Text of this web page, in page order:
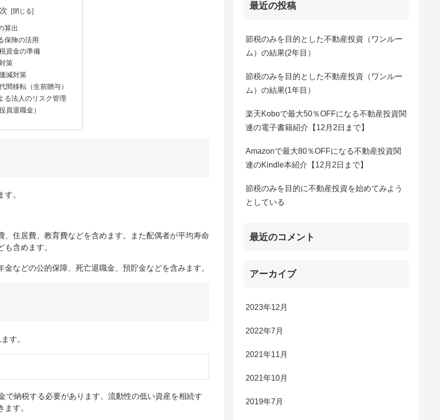
算出
保険の活用
資金の準備
策
減対策
間移転（生前贈与）
る法人のリスク管理
員退職金）
。
住居費、教育費などを含めます。また配偶者が平均寿命
含めます。
などの公的保障、死亡退職金、預貯金などを含みます。
す。
納税する必要があります。流動性の低い資産を相続す
す。
最近の投稿
節税のみを目的とした不動産投資（ワンルー
ム）の結果(2年目）
節税のみを目的とした不動産投資（ワンルー
ム）の結果(1年目）
楽天Koboで最大50％OFFになる不動産投資関
連の電子書籍紹介【12月2日まで】
Amazonで最大80％OFFになる不動産投資関
連のKindle本紹介【12月2日まで】
節税のみを目的に不動産投資を始めてみよう
としている
最近のコメント
アーカイブ
2023年12月
2022年7月
2021年11月
2021年10月
2019年7月